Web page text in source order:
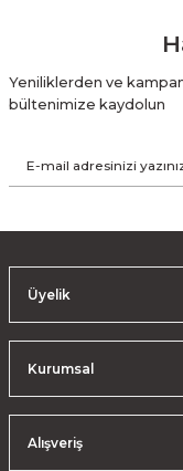
Yeniliklerden ve
bültenimize kaydolun
Üyelik
Kurumsal
Alışveriş